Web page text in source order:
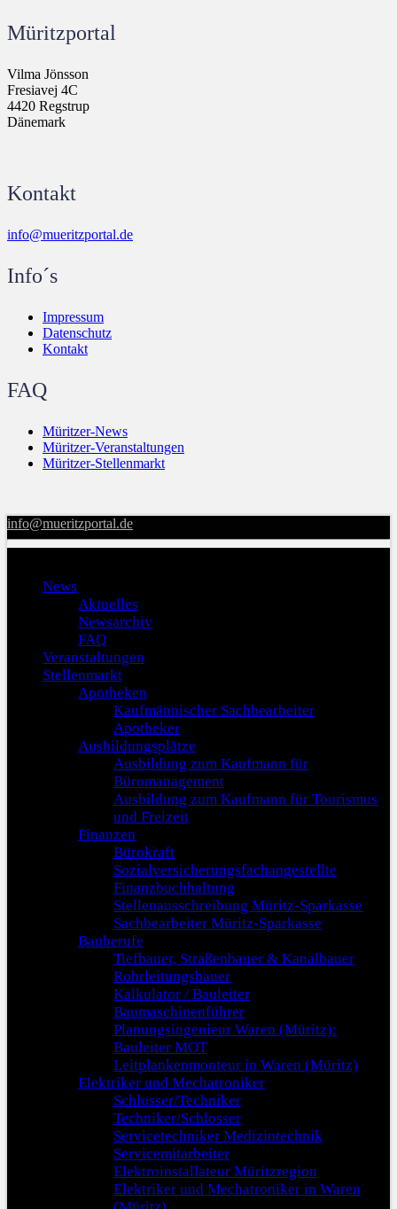
Müritzportal
Vilma Jönsson
Fresiavej 4C
4420 Regstrup
Dänemark
Kontakt
info@mueritzportal.de
Info´s
Impressum
Datenschutz
Kontakt
FAQ
Müritzer-News
Müritzer-Veranstaltungen
Müritzer-Stellenmarkt
info@mueritzportal.de
News
Aktuelles
Newsarchiv
FAQ
Veranstaltungen
Stellenmarkt
Apotheken
Kaufmännischer Sachbearbeiter
Apotheker
Ausbildungsplätze
Ausbildung zum Kaufmann für
Büromanagement
Ausbildung zum Kaufmann für Tourismus
und Freizeit
Finanzen
Bürokraft
Sozialversicherungsfachangestellte
Finanzbuchhaltung
Stellenausschreibung Müritz-Sparkasse
Sachbearbeiter Müritz-Sparkasse
Bauberufe
Tiefbauer, Straßenbauer & Kanalbauer
Rohrleitungsbauer
Kalkulator / Bauleiter
Baumaschinenführer
Planungsingenieur Waren (Müritz):
Bauleiter MOT
Leitplankenmonteur in Waren (Müritz)
Elektriker und Mechatroniker
Schlosser/Techniker
Techniker/Schlosser
Servicetechniker Medizintechnik
Servicemitarbeiter
Elektroinstallateur Müritzregion
Elektriker und Mechatroniker in Waren